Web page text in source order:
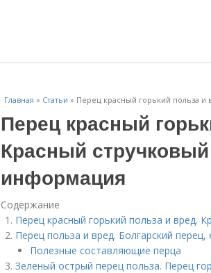
Главная » Статьи » Перец красный горький польза
Перец красный
Красный
информация
Содержание
Перец красный горький польза и вред.
Перец польза и вред. Болгарский
Полезные составляющие перца
Зеленый острый перец польза. Перец